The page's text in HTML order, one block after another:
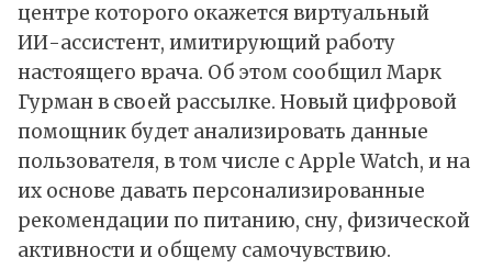
центре которого окажется виртуальный
ИИ-ассистент, имитирующий работу
настоящего врача. Об этом сообщилМарк
Гурман в своей рассылке. Новый цифровой
помощник будет анализировать данные
пользователя, в том числе сApple Watch, и на
их основе давать персонализированные
рекомендации по питанию, сну, физической
активности и общему самочувствию.